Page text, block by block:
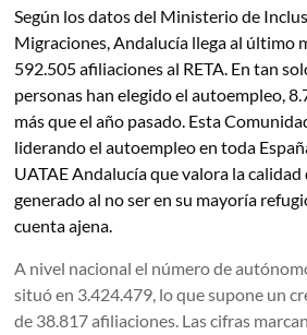
Según los datos del Ministerio de
Migraciones, Andalucía llega al último
592.505 afiliaciones al RETA. En tan
personas han elegido el autoempleo,
más que el año pasado. Esta
liderando el autoempleo en toda
UATAE Andalucía que valora la
generado al no ser en su mayoría
cuenta ajena.
A nivel nacional el número de
situó en 3.424.479, lo que supone un
de 38.817 afiliaciones. Las cifras